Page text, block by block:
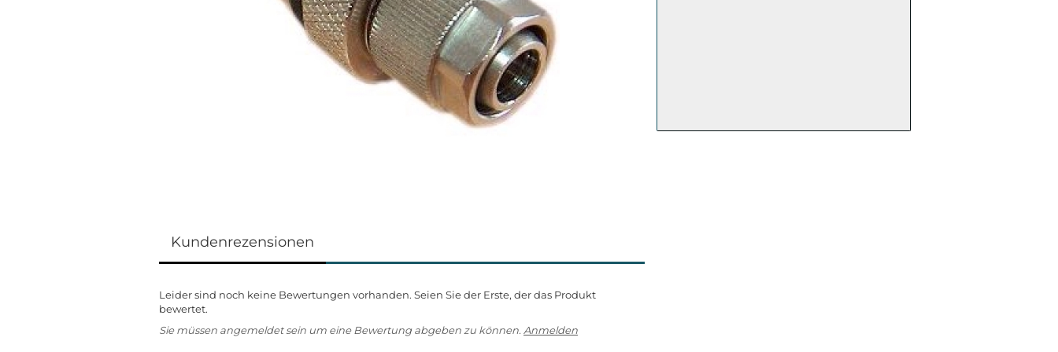
Kundenrezensionen
Leider sind noch keine Bewertungen vorhanden. Seien Sie der Erste, der das Produkt
bewertet.
Sie müssen angemeldet sein um eine Bewertung abgeben zu können. Anmelden